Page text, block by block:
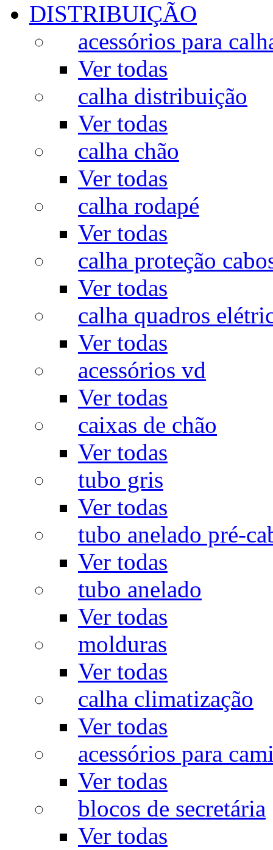
DISTRIBUIÇÃO
acessórios para
Ver todas
calha distribuição
Ver todas
calha chão
Ver todas
calha rodapé
Ver todas
calha proteção
Ver todas
calha quadros
Ver todas
acessórios vd
Ver todas
caixas de chão
Ver todas
tubo gris
Ver todas
tubo anelado pré-
Ver todas
tubo anelado
Ver todas
molduras
Ver todas
calha climatização
Ver todas
acessórios para
Ver todas
blocos de secretária
Ver todas